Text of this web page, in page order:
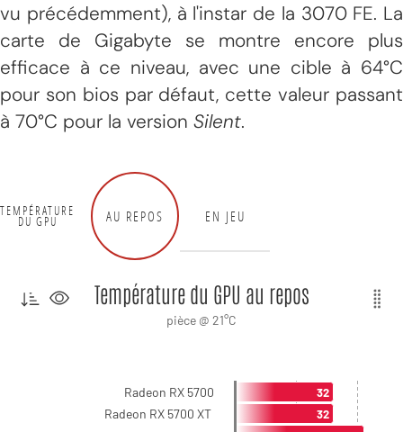
vu précédemment), à l'instar de la 3070 FE. La
carte de Gigabyte se montre encore plus
efficace à ce niveau, avec une cible à 64°C
pour son bios par défaut, cette valeur passant
à 70°C pour la version Silent.